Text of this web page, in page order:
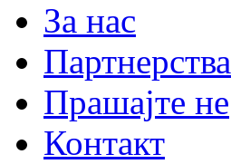
За нас
Партнерства
Прашајте не
Контакт